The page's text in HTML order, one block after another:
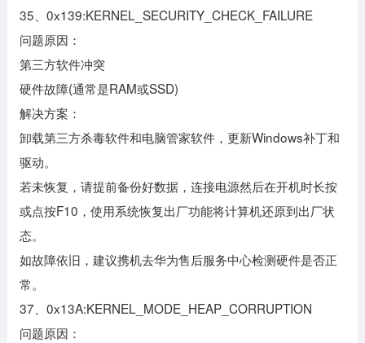
35、0x139:KERNEL_SECURITY_CHECK_FAILURE
问题原因：
第三方软件冲突
硬件故障(通常是RAM或SSD)
解决方案：
卸载第三方杀毒软件和电脑管家软件，更新Windows补丁和
驱动。
若未恢复，请提前备份好数据，连接电源然后在开机时长按
或点按F10，使用系统恢复出厂功能将计算机还原到出厂状
态。
如故障依旧，建议携机去华为售后服务中心检测硬件是否正
常。
37、0x13A:KERNEL_MODE_HEAP_CORRUPTION
问题原因：